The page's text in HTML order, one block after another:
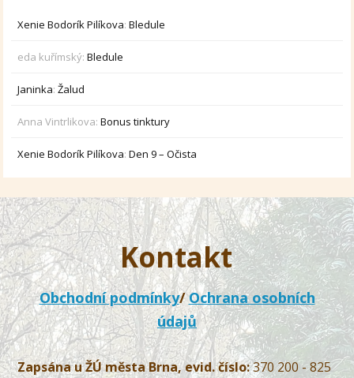
Xenie Bodorík Pilíkova:Bledule
eda kuřímský:Bledule
Janinka:Žalud
Anna Vintrlikova:Bonus tinktury
Xenie Bodorík Pilíkova:Den 9 – Očista
Kontakt
Obchodní podmínky/Ochrana osobních
údajů
Zapsána u ŽÚ města Brna, evid. číslo:370 200 - 825